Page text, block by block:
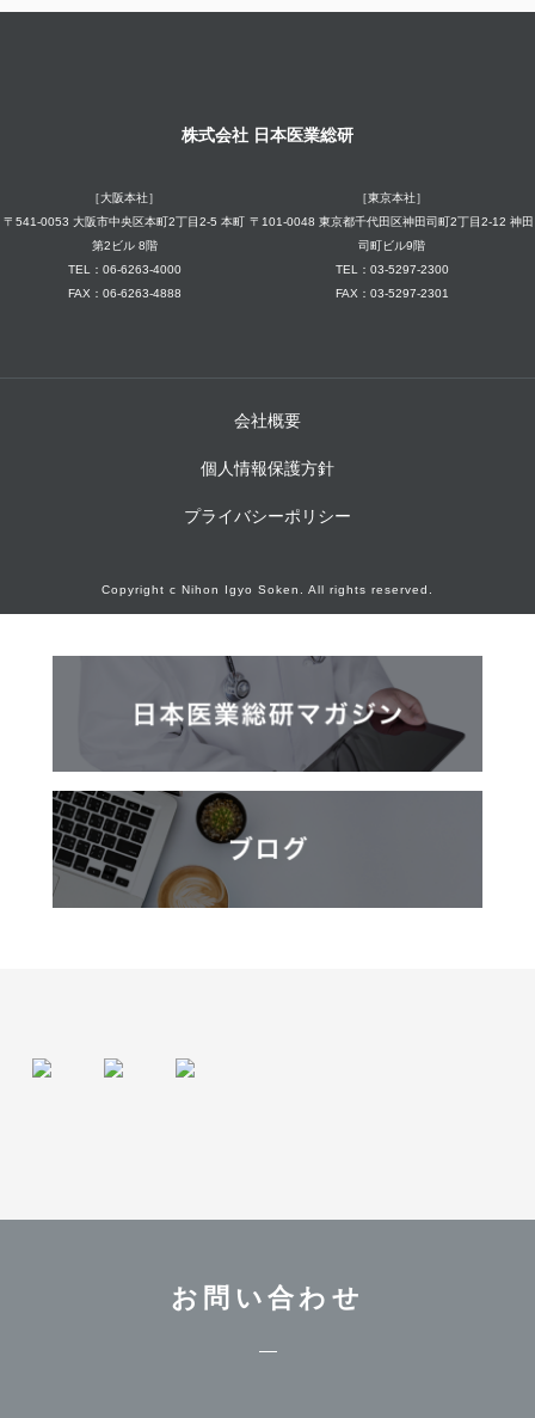
株式会社 日本医業総研
［大阪本社］
〒541-0053 大阪市中央区本町2丁目2-5 本町
第2ビル 8階
TEL：06-6263-4000
FAX：06-6263-4888
［東京本社］
〒101-0048 東京都千代田区神田司町2丁目2-12 神田
司町ビル9階
TEL：03-5297-2300
FAX：03-5297-2301
会社概要
個人情報保護方針
プライバシーポリシー
Copyright c Nihon Igyo Soken. All rights reserved.
お問い合わせ